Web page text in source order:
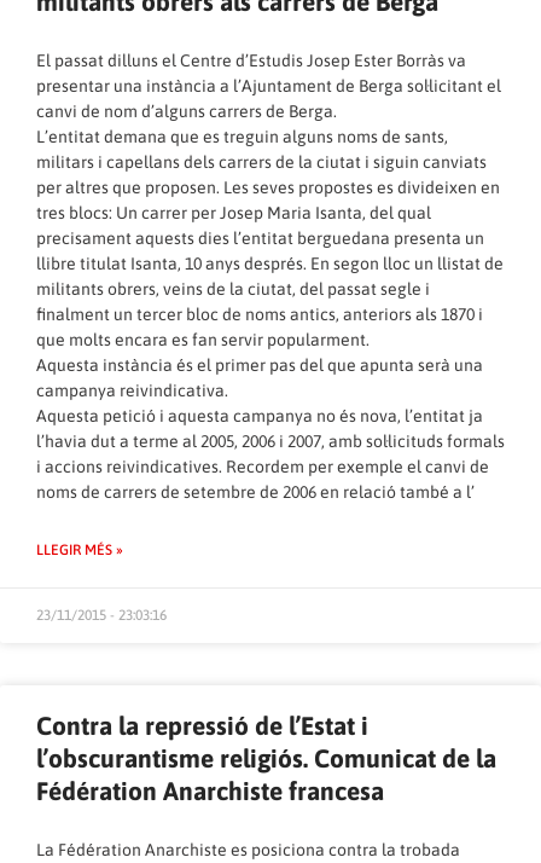
El passat dilluns el Centre d’Estudis Josep Ester Borràsva
presentar una instància a l’Ajuntament de Berga sol·licitant el
canvi de nom d’alguns carrers de Berga.
L’entitat demana que es treguin alguns noms de sants,
militars i capellans dels carrers de la ciutat i siguin canviats
per altres que proposen. Les seves propostes es divideixen en
tres blocs: Un carrer per Josep Maria Isanta, del qual
precisament aquests dies l’entitat berguedana presenta un
llibre titulat Isanta, 10 anys després. En segon lloc un llistat de
militants obrers, veins de la ciutat, del passat segle i
finalment un tercer bloc de noms antics, anteriors als 1870 i
que molts encara es fan servir popularment.
Aquesta instància és el primer pas del que apunta serà una
campanya reivindicativa.
Aquesta petició i aquesta campanya no és nova, l’entitat ja
l’havia dut a terme al 2005, 2006 i 2007, amb sol·licituds formals
i accions reivindicatives. Recordem per exemple el canvi de
noms de carrers de setembre de 2006en relació també a l’
LLEGIR MÉS »
23/11/2015 - 23:03:16
Contra la repressió de l’Estat i
l’obscurantisme religiós. Comunicat de la
Fédération Anarchiste francesa
La Fédération Anarchiste es posiciona contra la trobada